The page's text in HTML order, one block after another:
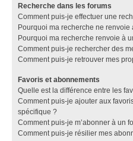
Recherche dans les forums
Comment puis-je effectuer une
Pourquoi ma recherche ne renvoie
Pourquoi ma recherche renvoie à
Comment puis-je rechercher des
Comment puis-je retrouver mes
Favoris et abonnements
Quelle est la différence entre les
Comment puis-je ajouter aux
spécifique ?
Comment puis-je m’abonner à un
Comment puis-je résilier mes